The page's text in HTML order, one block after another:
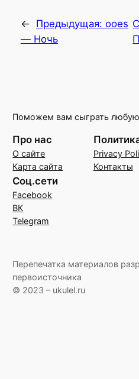
← Предыдущая: ooes
— Ночь
Поможем вам сыграть
Про нас
О сайте
Карта сайта
Privacy
Контакты
Соц.сети
Facebook
ВК
Telegram
Перепечатка материалов
первоисточника
© 2023 – ukulel.ru